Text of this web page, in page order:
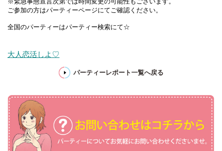
ご参加の方はパーティーページにてご確認ください。
全国のパーティーはパーティー検索にて☆
大人恋活しよ♡
パーティーレポート一覧へ戻る